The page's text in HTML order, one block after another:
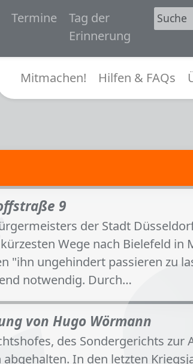
1933-1945
Termine
Tag der
Erinnerung
Submenü
Mitmachen! Hilfen & FAQs
9
der Stadt
Wege nach Bielefeld in
"ihn ungehindert passieren zu
notwendig. Durch…
von Hugo Wörmann
des Sondergerichts zur
In den letzten